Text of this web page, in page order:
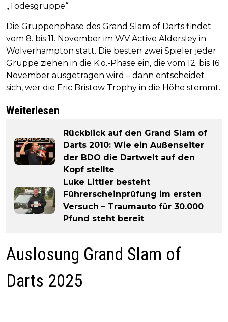
„Todesgruppe“.
Die Gruppenphase des Grand Slam of Darts findet
vom 8. bis 11. November im WV Active Aldersley in
Wolverhampton statt. Die besten zwei Spieler jeder
Gruppe ziehen in die K.o.-Phase ein, die vom 12. bis 16.
November ausgetragen wird – dann entscheidet
sich, wer die Eric Bristow Trophy in die Höhe stemmt.
Weiterlesen
Rückblick auf den Grand Slam of
Darts 2010: Wie ein Außenseiter
der BDO die Dartwelt auf den
Kopf stellte
Luke Littler besteht
Führerscheinprüfung im ersten
Versuch – Traumauto für 30.000
Pfund steht bereit
Auslosung Grand Slam of
Darts 2025